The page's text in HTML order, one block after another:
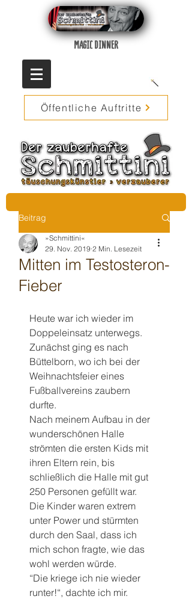
MAGIC DINNER
Öffentliche Auftritte
Beitrag
Mitten im Testosteron-
Fieber
»Schmittini«
29. Nov. 2019 2 Min. Lesezeit
Heute war ich wieder im
Doppeleinsatz unterwegs.
Zunächst ging es nach
Büttelborn, wo ich bei der
Weihnachtsfeier eines
Fußballvereins zaubern
durfte.
Nach meinem Aufbau in der
wunderschönen Halle
strömten die ersten Kids mit
ihren Eltern rein, bis
schließlich die Halle mit gut
250 Personen gefüllt war.
Die Kinder waren extrem
unter Power und stürmten
durch den Saal, dass ich
mich schon fragte, wie das
wohl werden würde.
“Die kriege ich nie wieder
runter!“, dachte ich mir.